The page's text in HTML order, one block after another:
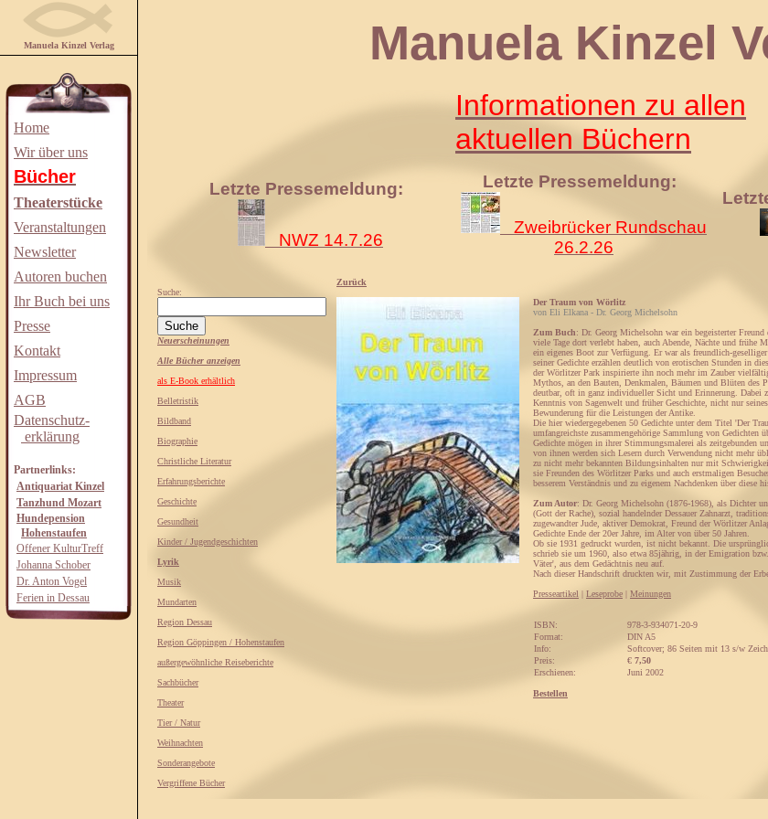
Manuela Kinzel Verlag
Home
Wir über uns
Bücher
Theaterstücke
Veranstaltungen
Newsletter
Autoren buchen
Ihr Buch bei uns
Presse
Kontakt
Impressum
AGB
Datenschutz-
erklärung
Partnerlinks:
Antiquariat Kinzel
Tanzhund Mozart
Hundepension
Hohenstaufen
Offener KulturTreff
Johanna Schober
Dr. Anton Vogel
Ferien in Dessau
Manuela Kinzel
Informationen zu allen
aktuellen Büchern
Letzte Pressemeldung:
NWZ 14.7.26
Letzte Pressemeldung:
Zweibrücker Rundschau
26.2.26
Suche:
Neuerscheinungen
Alle Bücher anzeigen
als E-Book erhältlich
Belletristik
Bildband
Biographie
Christliche Literatur
Erfahrungsberichte
Geschichte
Gesundheit
Kinder / Jugendgeschichten
Lyrik
Musik
Mundarten
Region Dessau
Region Göppingen / Hohenstaufen
außergewöhnliche Reiseberichte
Sachbücher
Theater
Tier / Natur
Weihnachten
Sonderangebote
Vergriffene Bücher
Zurück
Der Traum von Wörlitz
von Eli Elkana - Dr. Georg Michelsohn
Zum Buch: Dr. Georg Michelsohn war ein begeisterter
viele Tage dort verlebt haben, auch Abende, Nächte und frühe
ein eigenes Boot zur Verfügung. Er war als freundlich-
seiner Gedichte erzählen deutlich von erotischen Stunden in
der Wörlitzer Park inspirierte ihn noch mehr im Zauber
Mythos, an den Bauten, Denkmalen, Bäumen und Blüten des
deutbar, oft in ganz individueller Sicht und Erinnerung. Dabei
Kenntnis von Sagenwelt und früher Geschichte, nicht nur
Bewunderung für die Leistungen der Antike.
Die hier wiedergegebenen 50 Gedichte unter dem Titel 'Der
umfangreichste zusammengehörige Sammlung von Gedichten
Gedichte mögen in ihrer Stimmungsmalerei als zeitgebunden
von ihnen werden sich Lesern durch Verwendung nicht mehr
zu nicht mehr bekannten Bildungsinhalten nur mit
sie Freunden des Wörlitzer Parks und auch erstmaligen
besserem Verständnis und zu eigenem Nachdenken über diese
Zum Autor: Dr. Georg Michelsohn (1876-1968), als Dichter
(Gott der Rache), sozial handelnder Dessauer Zahnarzt,
zugewandter Jude, aktiver Demokrat, Freund der Wörlitzer
Gedichte Ende der 20er Jahre, im Alter von über 50 Jahren.
Ob sie 1931 gedruckt wurden, ist nicht bekannt. Die
schrieb sie um 1960, also etwa 85jährig, in der Emigration
Väter', aus dem Gedächtnis neu auf.
Nach dieser Handschrift druckten wir, mit Zustimmung der
Presseartikel | Leseprobe | Meinungen
ISBN:
978-3-934071-20-9
Format:
DIN A5
Info:
Softcover; 86 Seiten mit 13 s/w
Preis:
€ 7,50
Erschienen:
Juni 2002
Bestellen